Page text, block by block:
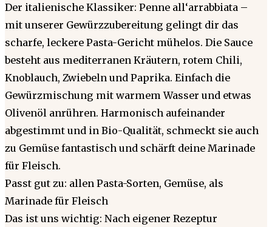
Der italienische Klassiker: Penne all‘arrabbiata –
mit unserer Gewürzzubereitung gelingt dir das
scharfe, leckere Pasta-Gericht mühelos. Die Sauce
besteht aus mediterranen Kräutern, rotem Chili,
Knoblauch, Zwiebeln und Paprika. Einfach die
Gewürzmischung mit warmem Wasser und etwas
Olivenöl anrühren. Harmonisch aufeinander
abgestimmt und in Bio-Qualität, schmeckt sie auch
zu Gemüse fantastisch und schärft deine Marinade
für Fleisch.
Passt gut zu: allen Pasta-Sorten, Gemüse, als
Marinade für Fleisch
Das ist uns wichtig: Nach eigener Rezeptur